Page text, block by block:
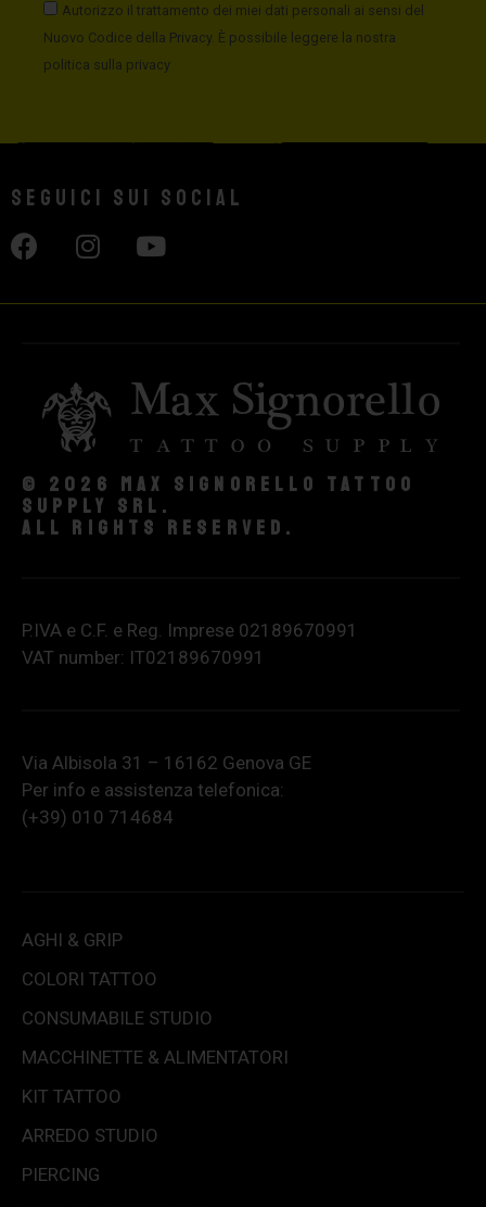
Autorizzo il trattamento dei miei dati personali ai sensi del
Nuovo Codice della Privacy. È possibile leggere la nostra
politica sulla privacy
Seguici sui social
© 2026 Max Signorello Tattoo
supply srl.
All rights reserved.
P.IVA e C.F. e Reg. Imprese 02189670991
VAT number: IT02189670991
Via Albisola 31 – 16162 Genova GE
Per info e assistenza telefonica:
(+39) 010 714684
AGHI & GRIP
COLORI TATTOO
CONSUMABILE STUDIO
MACCHINETTE & ALIMENTATORI
KIT TATTOO
ARREDO STUDIO
PIERCING